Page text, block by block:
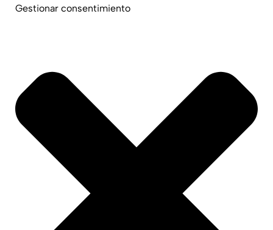
Gestionar consentimiento